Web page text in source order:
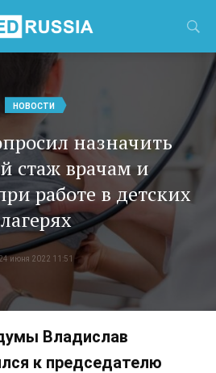
НОВОСТИ
назначить
стаж врачам и
работе в детских
лагерях
июня 2022 11:51
Владислав
к председателю